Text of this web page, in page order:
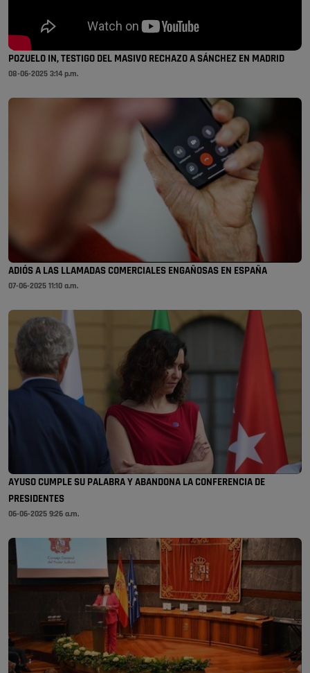
POZUELO IN, TESTIGO DEL MASIVO RECHAZO A SÁNCHEZ EN MADRID
08-06-2025 3:14 p.m.
ADIÓS A LAS LLAMADAS COMERCIALES ENGAÑOSAS EN ESPAÑA
07-06-2025 11:10 a.m.
AYUSO CUMPLE SU PALABRA Y ABANDONA LA CONFERENCIA DE
PRESIDENTES
06-06-2025 9:26 a.m.